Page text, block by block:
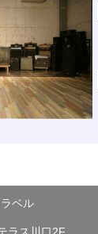
ベル
ラス川口2F